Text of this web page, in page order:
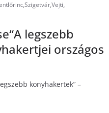
,Szigetvár,Vejti,
legszebb
országos
konyhakertek” –